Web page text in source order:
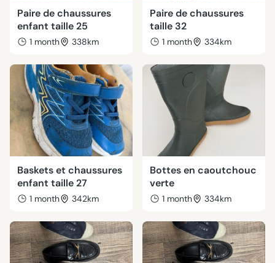
Paire de chaussures
enfant taille 25
1 month 338km
Paire de chaussures
taille 32
1 month 334km
Baskets et chaussures
enfant taille 27
1 month 342km
Bottes en caoutchouc
verte
1 month 334km